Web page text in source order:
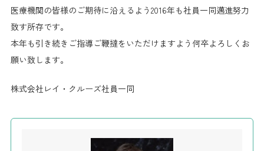
医療機関の皆様のご期待に沿えるよう2016年も社員一同邁進努力
致す所存です。
本年も引き続きご指導ご鞭撻をいただけますよう何卒よろしくお
願い致します。
株式会社レイ・クルーズ社員一同